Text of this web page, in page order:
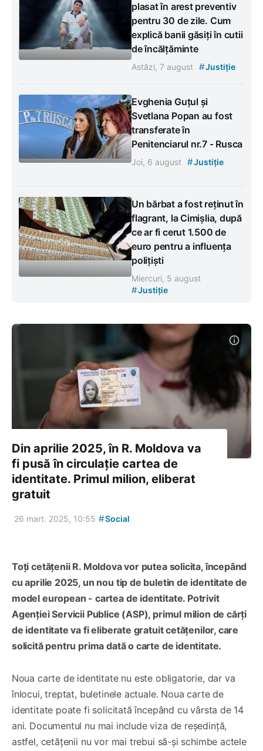
plasat în arest preventiv
pentru 30 de zile. Cum
explică banii găsiți în cutii
de încălțăminte
Astăzi, 7 august #Justiție
Evghenia Guțul și
Svetlana Popan au fost
transferate în
Penitenciarul nr.7 - Rusca
Joi, 6 august #Justiție
Un bărbat a fost reținut în
flagrant, la Cimișlia, după
ce ar fi cerut 1.500 de
euro pentru a influența
polițiști
Miercuri, 5 august
#Justiție
Din aprilie 2025, în R. Moldova va
fi pusă în circulație cartea de
identitate. Primul milion, eliberat
gratuit
26 mart. 2025, 10:55 #Social
Toți cetățenii R. Moldova vor putea solicita, începând
cu aprilie 2025, un nou tip de buletin de identitate de
model european - cartea de identitate. Potrivit
Agenției Servicii Publice (ASP), primul milion de cărți
de identitate va fi eliberate gratuit cetățenilor, care
solicită pentru prima dată o carte de identitate.
⁠Noua carte de identitate nu este obligatorie, dar va
înlocui, treptat, buletinele actuale. Noua carte de
identitate poate fi solicitată începând cu vârsta de 14
ani. Documentul nu mai include viza de reședință,
astfel, cetățenii nu vor mai trebui să-și schimbe actele